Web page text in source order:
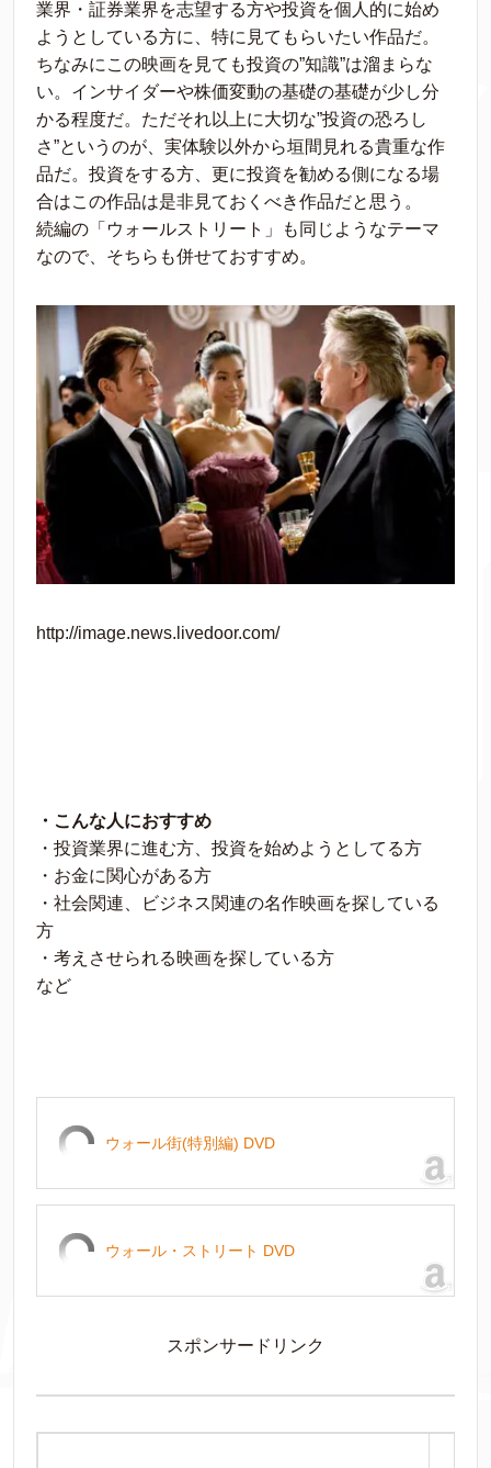
業界・証券業界を志望する方や投資を個人的に始め
ようとしている方に、特に見てもらいたい作品だ。
ちなみにこの映画を見ても投資の”知識”は溜まらな
い。インサイダーや株価変動の基礎の基礎が少し分
かる程度だ。ただそれ以上に大切な”投資の恐ろし
さ”というのが、実体験以外から垣間見れる貴重な作
品だ。投資をする方、更に投資を勧める側になる場
合はこの作品は是非見ておくべき作品だと思う。
続編の「ウォールストリート」も同じようなテーマ
なので、そちらも併せておすすめ。
http://image.news.livedoor.com/
・こんな人におすすめ
・投資業界に進む方、投資を始めようとしてる方
・お金に関心がある方
・社会関連、ビジネス関連の名作映画を探している
方
・考えさせられる映画を探している方
など
ウォール街(特別編) DVD
ウォール・ストリート DVD
スポンサードリンク